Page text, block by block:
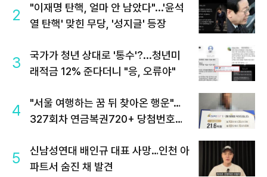
2
"이재명 탄핵, 얼마 안 남았다"...'윤석
열 탄핵' 맞힌 무당, '성지글' 등장
3
국가가 청년 상대로 '통수'?...청년미
래적금 12% 준다더니 "응, 오류야"
4
"서울 여행하는 꿈 뒤 찾아온 행운"…
327회차 연금복권720+ 당첨번호조
5
신남성연대 배인규 대표 사망…인천 아
파트서 숨진 채 발견